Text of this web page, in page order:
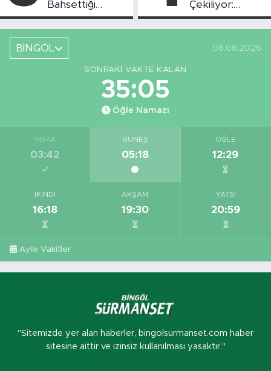
Bahsettiği
Bingöl'deki O
Yeri Görüntüledi
Çekiliyor:
Piknikçi Sayısı
Azaldı
BİNGÖL
08.08.2026
SONRAKI VAKTE KALAN
35:04
Öğle Namazı
İMSAK
03:42
GÜNEŞ
05:18
ÖĞLE
12:29
İKINDI
16:18
AKŞAM
19:30
YATSI
20:59
Aylık Vakitler
"Sitemizde yer alan haberler, bingolsurmanset.com haber
sitesine aittir ve izinsiz kullanılması yasaktır."